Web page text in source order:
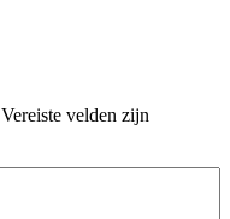
Vereiste velden zijn